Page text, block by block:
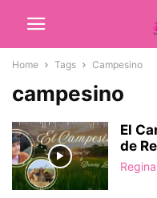
Home Tags Campesino
campesino
El
de
Regina